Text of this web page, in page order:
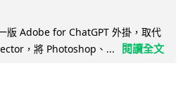
版 Adobe for ChatGPT 外掛，取代
，將 Photoshop、...
閱讀全文